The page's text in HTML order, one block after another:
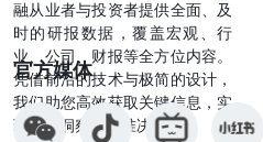
融从业者与投资者提供全面、及
时的研报数据，覆盖宏观、行
业、公司、财报等全方位内容。
凭借前沿的技术与极简的设计，
我们助您高效获取关键信息，实
现深度洞察与精准决策。
官方媒体